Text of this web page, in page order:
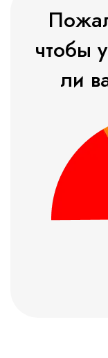
чтобы
ли